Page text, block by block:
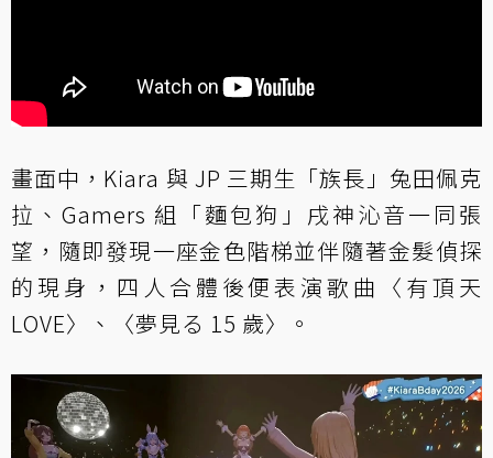
畫面中，Kiara 與 JP 三期生「族長」兔田佩克
拉、Gamers 組「麵包狗」戌神沁音一同張
望，隨即發現一座金色階梯並伴隨著金髮偵探
的現身，四人合體後便表演歌曲〈有頂天
LOVE〉、〈夢見る 15 歲〉。